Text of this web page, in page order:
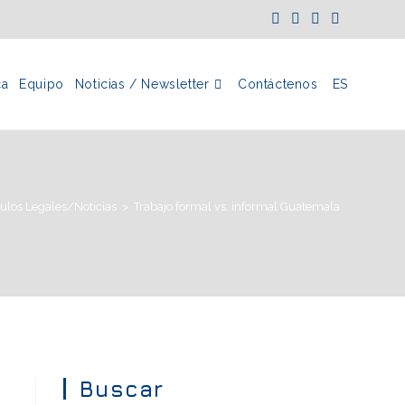
Equipo Noticias / Newsletter Contáctenos ES
Legales/Noticias > Trabajo formal vs. informal Guatemala
Buscar